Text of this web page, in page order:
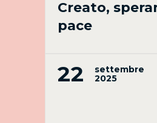
Creato,
pace
22
settembre
2025